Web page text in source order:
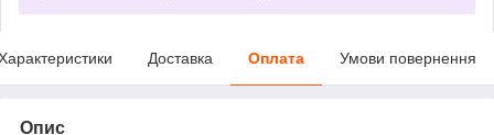
Доставка Оплата Умови повернення
Опис